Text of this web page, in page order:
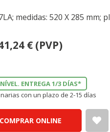
medidas: 520 X 285 mm;
€ (PVP)
ENTREGA 1/3 DÍAS*
con un plazo de 2-15 días
ONLINE